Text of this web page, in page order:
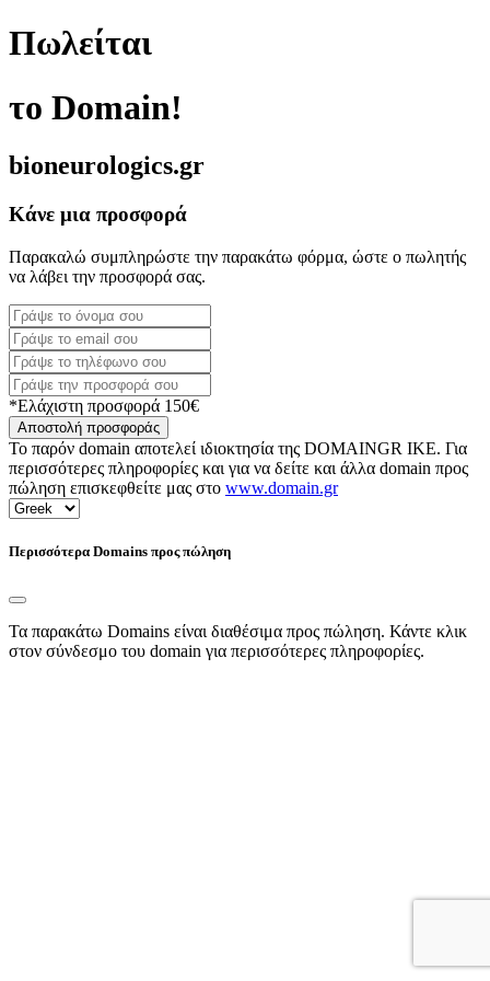
Πωλείται
το Domain!
bioneurologics.gr
Κάνε μια προσφορά
Παρακαλώ συμπληρώστε την παρακάτω φόρμα, ώστε ο πωλητής
να λάβει την προσφορά σας.
*Ελάχιστη προσφορά 150€
Αποστολή προσφοράς
Το παρόν domain αποτελεί ιδιοκτησία της DOMAINGR ΙΚΕ. Για
περισσότερες πληροφορίες και για να δείτε και άλλα domain προς
πώληση επισκεφθείτε μας στο www.domain.gr
Περισσότερα Domains προς πώληση
Τα παρακάτω Domains είναι διαθέσιμα προς πώληση. Κάντε κλικ
στον σύνδεσμο του domain για περισσότερες πληροφορίες.